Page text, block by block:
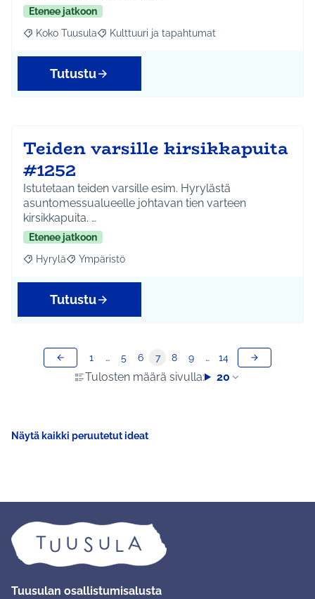
Etenee jatkoon
Rajaa tulokset aihepiirin mukaan: Koko Tuusula
Koko Tuusula Rajaa tulokset teeman mukaan: Kulttuuri ja
Kulttuuri ja tapahtumat
Tutustu
Teiden varsille kirsikkapuita
#1252
Istutetaan teiden varsille esim. Hyrylästä
asuntomessualueelle johtavan tien varteen
kirsikkapuita. …
Etenee jatkoon
Rajaa tulokset aihepiirin mukaan: Hyrylä
Hyrylä Rajaa tulokset teeman mukaan: Ympäristö
Ympäristö
Tutustu
Tulosten määrä sivulla: 20
1 … 5 6 7 8 9 … 14
Näytä kaikki peruutetut ideat
Tuusulan osallistumisalusta